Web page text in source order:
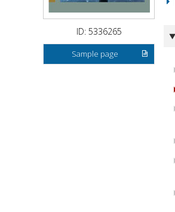
ID: 5336265
Sample page